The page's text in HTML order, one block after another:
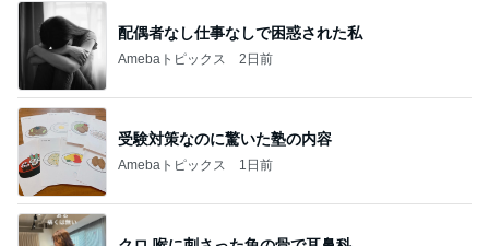
配偶者なし仕事なしで困惑された私
Amebaトピックス 2日前
受験対策なのに驚いた塾の内容
Amebaトピックス 1日前